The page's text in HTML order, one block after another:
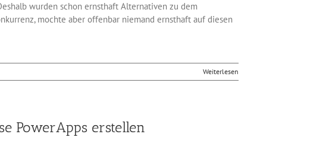
wurden schon ernsthaft Alternativen zu dem
mochte aber offenbar niemand ernsthaft auf diesen
Weiterlesen
PowerApps erstellen